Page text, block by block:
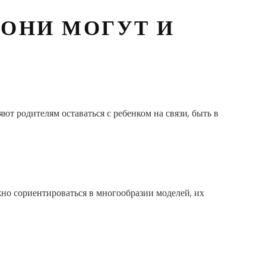
МОГУТ И
родителям оставаться с ребенком на связи, быть в
сориентироваться в многообразии моделей, их